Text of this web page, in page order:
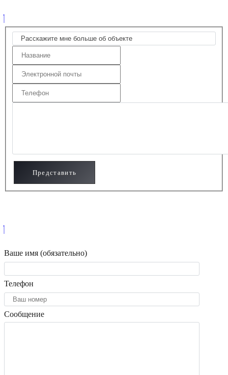
Ваше имя (обязательно)
Телефон
Сообщение